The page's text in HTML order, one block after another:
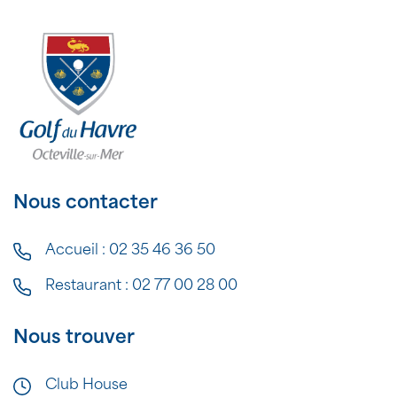
Nous contacter
Accueil : 02 35 46 36 50
Restaurant : 02 77 00 28 00
Nous trouver
Club House